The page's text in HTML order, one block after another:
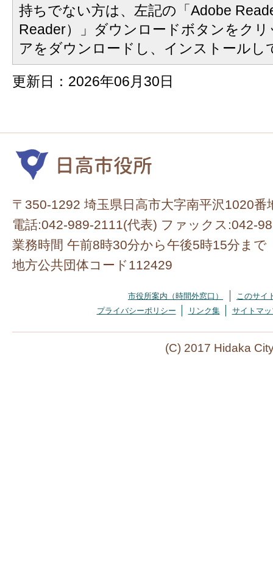
持ちでない方は、左記の「Adobe
Reader）」ダウンロードボタンをク
アをダウンロードし、インストールし
更新日：2026年06月30日
〒350-1292 埼玉県日高市大字南平沢1020番
電話:042-989-2111(代表) ファックス:042-
業務時間 午前8時30分から午後5時15分まで
地方公共団体コード112429
市役所案内（時間外窓口）
このサイ
プライバシーポリシー
リンク集 サイトマッ
(C) 2017 Hidaka